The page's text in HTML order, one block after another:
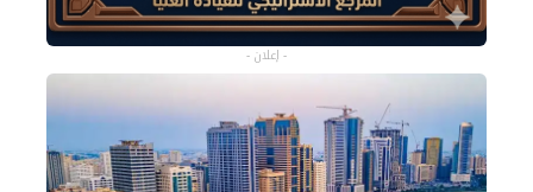
- إعلان -